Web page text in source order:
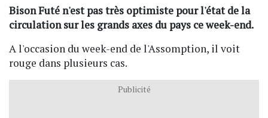
Bison Futé n'est pas très optimiste pour l'état de la
circulation sur les grands axes du pays ce week-end.
A l'occasion du week-end de l'Assomption, il voit
rouge dans plusieurs cas.
Publicité